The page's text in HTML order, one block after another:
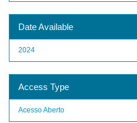
Date Available
2024
Access Type
Acesso Aberto